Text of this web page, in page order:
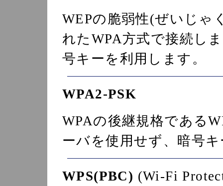
WEPの脆弱性(ぜいじゃ
れたWPA方式で接続し
号キーを利用します。
WPA2-PSK
WPAの後継規格である
ーバを使用せず、暗号
WPS(PBC) (Wi-Fi